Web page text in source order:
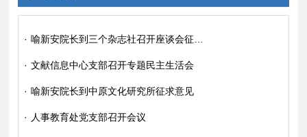
· 喻新安院长到三个杂志社召开座谈会征求意见
· 文献信息中心支部召开专题民主生活会
· 喻新安院长到中原文化研究所征求意见
· 人事教育处党支部召开会议